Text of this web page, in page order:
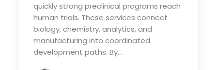
quickly strong preclinical programs reach
human trials. These services connect
biology, chemistry, analytics, and
manufacturing into coordinated
development paths. By...